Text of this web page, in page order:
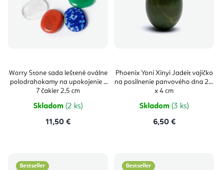
Worry Stone sada leštené oválne
polodrahokamy na upokojenie -
7 čakier 2,5 cm
Skladom (2 ks)
11,50 €
Phoenix Yoni Xinyi Jadeit vajíčko
na posilnenie panvového dna 2,5
x 4 cm
Skladom (3 ks)
6,50 €
Bestseller Bestseller